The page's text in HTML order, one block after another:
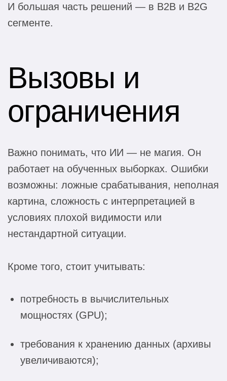
И большая часть решений — в B2B и B2G
сегменте.
Вызовы и
ограничения
Важно понимать, что ИИ — не магия. Он
работает на обученных выборках. Ошибки
возможны: ложные срабатывания, неполная
картина, сложность с интерпретацией в
условиях плохой видимости или
нестандартной ситуации.
Кроме того, стоит учитывать:
потребность в вычислительных
мощностях (GPU);
требования к хранению данных (архивы
увеличиваются);